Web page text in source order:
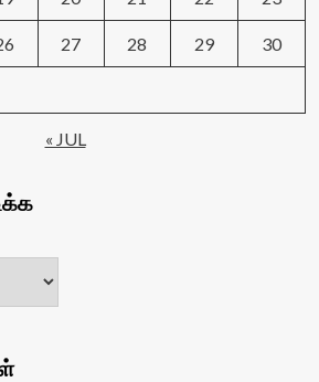
27 28 29 30
« JUL